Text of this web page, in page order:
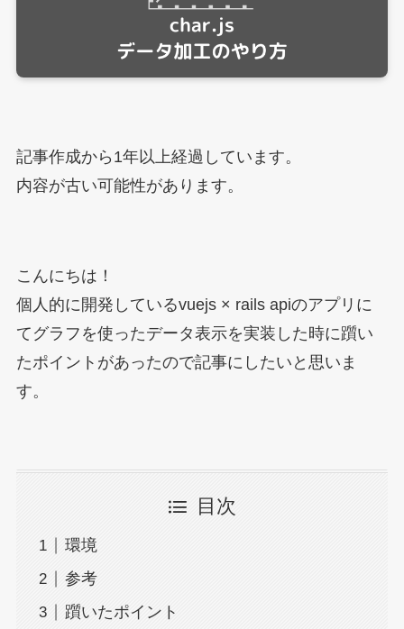
記事作成から1年以上経過しています。
内容が古い可能性があります。
こんにちは！
個人的に開発しているvuejs × rails apiのアプリに
てグラフを使ったデータ表示を実装した時に躓い
たポイントがあったので記事にしたいと思いま
す。
目次
環境
参考
躓いたポイント